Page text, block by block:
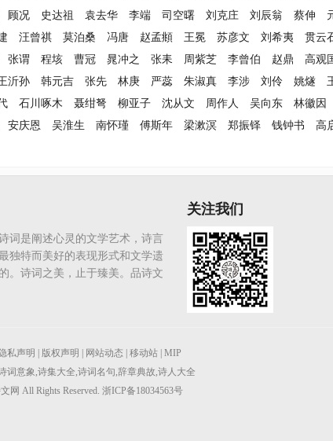
顾况 史达祖 袁去华 李端 司空曙 刘克庄 刘辰翁 蔡伸
汪曾祺 莫泊桑 冯唐 赵孟頫 王冕 苏彦文 刘希夷 贯云
张谓 程垓 曹冠 晁冲之 张耒 周紫芝 李曾伯 赵鼎 高观
沂孙 韩元吉 张先 林庚 严蕊 朱淑真 李涉 刘伶 姚燧
石川啄木 聂绀弩 柳亚子 沈从文 周作人 吴向东 林徽因
安庆恩 吴淮生 南怀瑾 傅斯年 梁漱溟 郑振铎 钱钟书 高
词是阐述心灵的文学艺术，诗言
独特而美好的表现形式和文学遗
。诗词之美，止于臻美。品诗文
关注我们
隐私声明 版权声明 网站动态 移动站 MIP
词意象,诗集大全,诗词名句,辞章典故,诗人大全
网 All Rights Reserved. 浙ICP备18034563号